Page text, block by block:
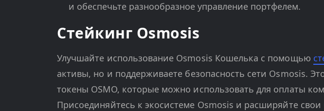
и обеспечьте разнообразное управление портфелем.
Стейкинг Osmosis
Улучшайте использование Osmosis Кошелька с помощью
активы, но и поддерживаете безопасность сети Osmosis.
токены OSMO, которые можно использовать для оплаты
Присоединяйтесь к экосистеме Osmosis и расширяйте